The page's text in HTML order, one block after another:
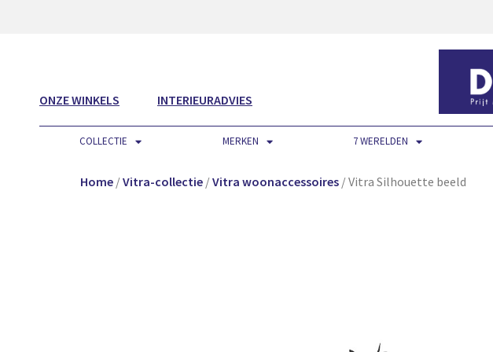
ONZE WINKELS INTERIEURADVIES
COLLECTIE MERKEN 7 WERELDEN
Home /Vitra-collectie /Vitra woonaccessoires / Vitra Silhouette beeld